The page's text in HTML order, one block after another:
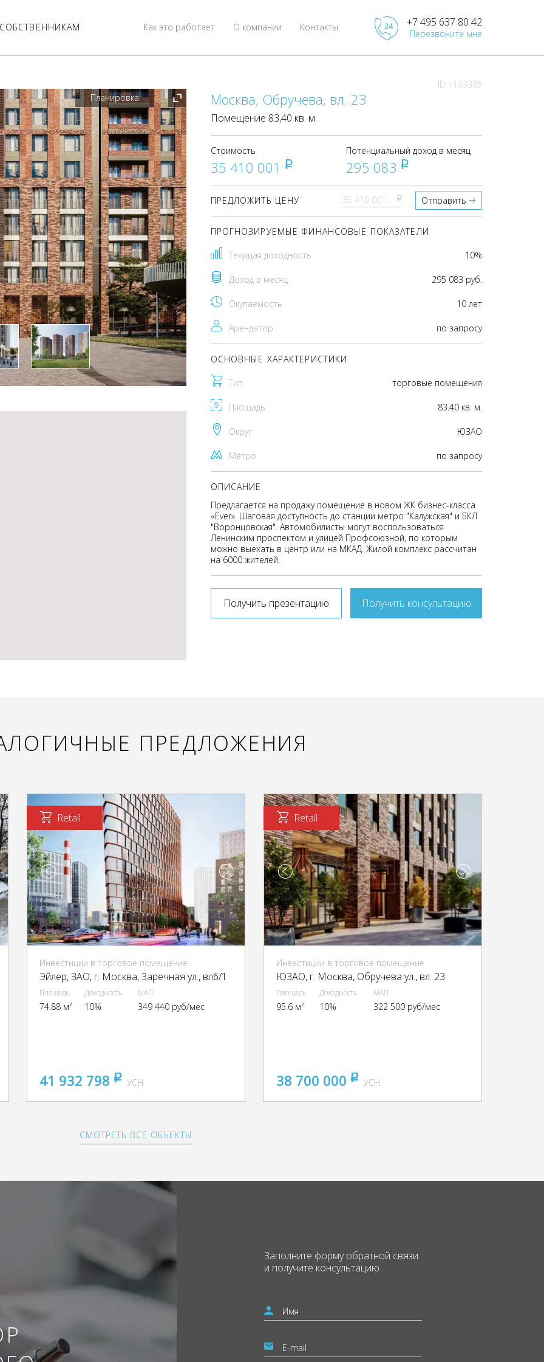
Контакты
О компании
Как это работает +7 495 637 80 42
Перезвоните мне
ID: r163385
Планировка
Москва, Обручева, вл. 23
Помещение 83,40 кв. м
Стоимость
35 410 001 pуб
Потенциальный доход в месяц
295 083 pуб
ПРЕДЛОЖИТЬ ЦЕНУ pуб Отправить
ПРОГНОЗИРУЕМЫЕ ФИНАНСОВЫЕ ПОКАЗАТЕЛИ
Текущая доходность 10%
Доход в месяц 295 083 руб.
Окупаемость 10 лет
Арендатор по запросу
ОСНОВНЫЕ ХАРАКТЕРИСТИКИ
Тип торговые помещения
Площадь 83.40 кв. м.
Округ ЮЗАО
Метро по запросу
ОПИСАНИЕ
Предлагается на продажу помещение в новом ЖК бизнес-класса
«Ever». Шаговая доступность до станции метро "Калужская" и БКЛ
"Воронцовская". Автомобилисты могут воспользоваться
Ленинским проспектом и улицей Профсоюзной, по которым
можно выехать в центр или на МКАД. Жилой комплекс рассчитан
на 6000 жителей.
Получить презентацию Получить консультацию
ПРЕДЛОЖЕНИЯ
Retail
Инвестиции в торговое помещение
Эйлер, ЗАО, г. Москва, Заречная ул., вл6/1
Площадь
74.88 м²
Доходность
10%
МАП
349 440 руб/мес
41 932 798 pуб
УСН
Retail
Инвестиции в торговое помещение
ЮЗАО, г. Москва, Обручева ул., вл. 23
Площадь
95.6 м²
Доходность
10%
МАП
322 500 руб/мес
38 700 000 pуб
УСН
СМОТРЕТЬ ВСЕ ОБЪЕКТЫ
Заполните формуобратной связи
и получите консультацию